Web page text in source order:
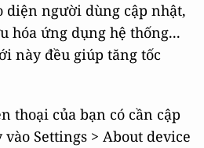
diện người dùng cập nhật,
hóa ứng dụng hệ thống...
này đều giúp tăng tốc
thoại của bạn có cần cập
Settings > About device